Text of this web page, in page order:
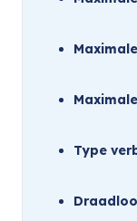
Type